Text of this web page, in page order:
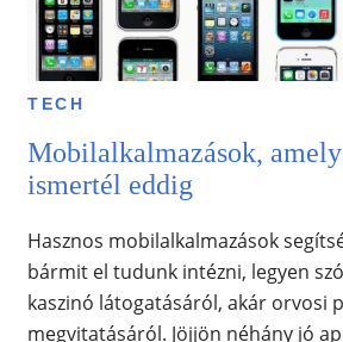
TECH
Mobilalkalmazások,
ismertél eddig
Hasznos mobilalkalmazások
bármit el tudunk intézni, legyen
kaszinó látogatásáról, akár orvosi
megvitatásáról. Jöjjön néhány jó